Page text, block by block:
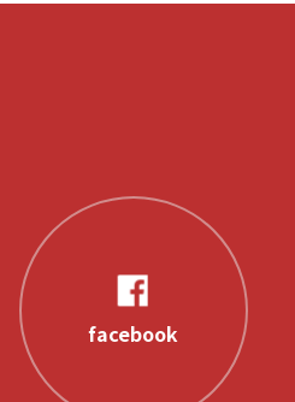
facebook